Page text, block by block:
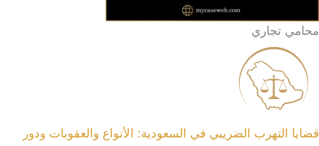
محامي تجاري
قضايا التهرب الضريبي في السعودية: الأنواع والعقوبات ودور